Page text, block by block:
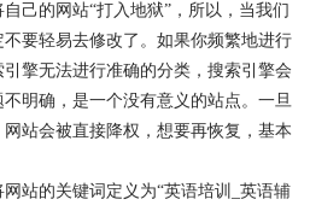
己的网站“打入地狱”，所以，当我们
要轻易去修改了。如果你频繁地进行
擎无法进行准确的分类，搜索引擎会
明确，是一个没有意义的站点。一旦
站会被直接降权，想要再恢复，基本
站的关键词定义为“英语培训_英语辅